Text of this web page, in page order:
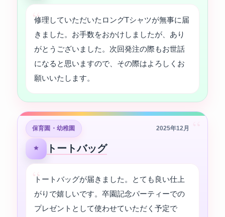
修理していただいたロングTシャツが無事に届
きました。お手数をおかけしましたが、あり
がとうございました。次回発注の際もお世話
になると思いますので、その際はよろしくお
願いいたします。
保育園・幼稚園 2025年12月
トートバッグ
トートバッグが届きました。とても良い仕上
がりで嬉しいです。卒園記念パーティーでの
プレゼントとして使わせていただく予定で